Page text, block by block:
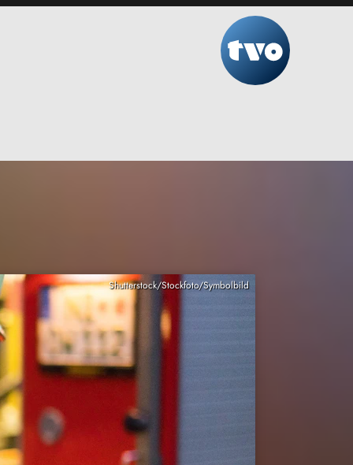
Shutterstock/Stockfoto/Symbolbild